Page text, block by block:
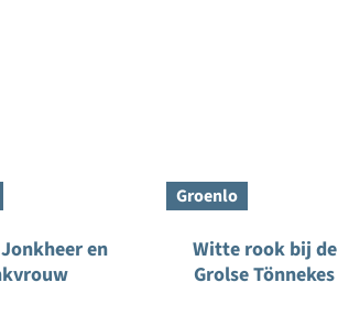
en
Groenlo
Witte rook bij de
Grolse Tönnekes